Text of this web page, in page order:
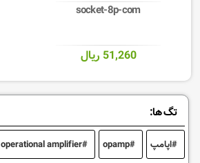
socket-8p-com
51,260 ریال
تگ ها:
اپامپ opamp
operational amplifier